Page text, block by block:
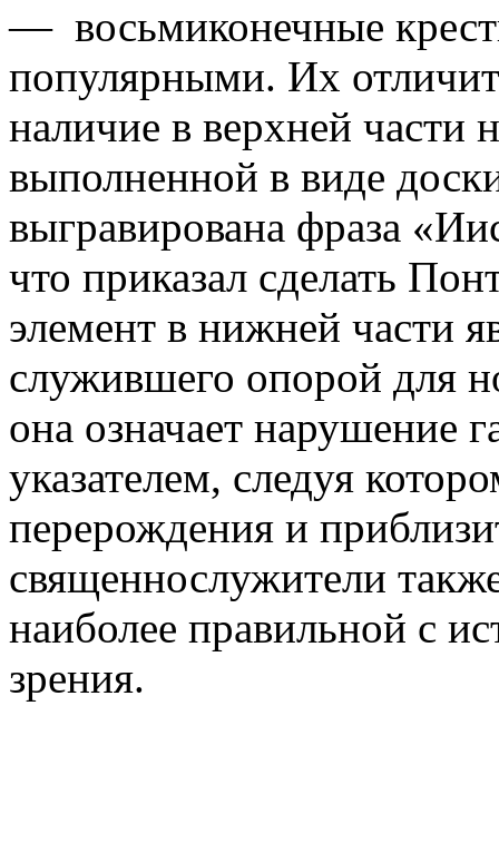
— восьмиконечные
популярными. Их
наличие в верхней части
выполненной в виде
выгравирована фраза
что приказал сделать
элемент в нижней части
служившего опорой для
она означает нарушение
указателем, следуя
перерождения и
священнослужители
наиболее правильной с
зрения.